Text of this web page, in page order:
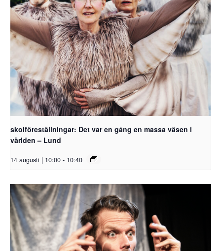
skolföreställningar: Det var en gång en massa väsen i
världen – Lund
14 augusti | 10:00 - 10:40